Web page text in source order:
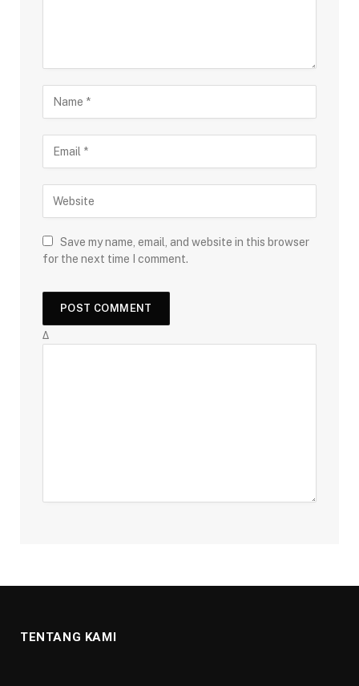
Save my name, email, and website in this browser
for the next time I comment.
Δ
TENTANG KAMI